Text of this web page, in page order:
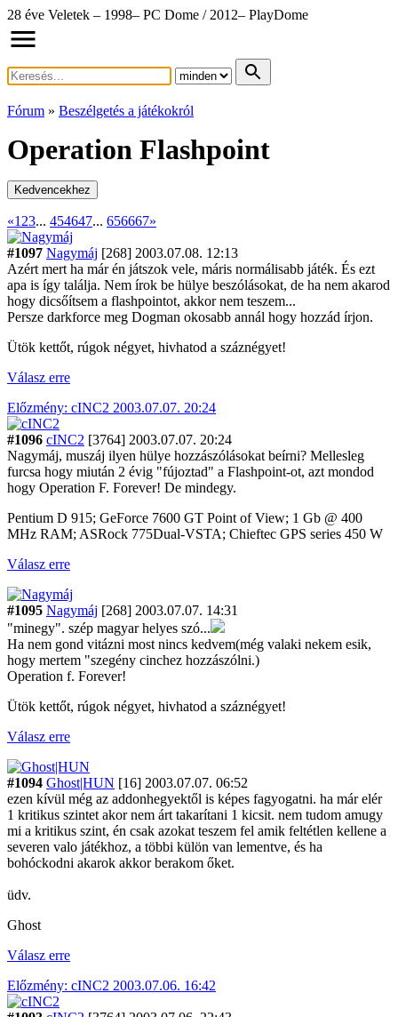
28 éve Veletek – 1998– PC Dome / 2012– PlayDome
Fórum » Beszélgetés a játékokról
Operation Flashpoint
Kedvencekhez
«1 23... 454647... 656667»
#1097 Nagymáj [268] 2003.07.08. 12:13
Azért mert ha már én játszok vele, máris normálisabb játék. És ezt
apa is így találja. Nem írok be hülye beszólásokat, de ha nem akarod
hogy dicsőítsem a flashpointot, akkor nem teszem...
Persze darkforce meg Dogman okosabb annál hogy hozzád írjon.
Ütök kettőt, rúgok négyet, hivhatod a száznégyet!
Válasz erre
Előzmény: cINC2 2003.07.07. 20:24
#1096 cINC2 [3764] 2003.07.07. 20:24
Nagymáj, muszáj ilyen hülye hozzászólásokat beírni? Mellesleg
furcsa hogy miután 2 évig "fújoztad" a Flashpoint-ot, azt mondod
hogy Operation F. Forever! De mindegy.
Pentium D 915; GeForce 7600 GT Point of View; 1 Gb @ 400
MHz RAM; ASRock 775Dual-VSTA; Chieftec GPS series 450 W
Válasz erre
#1095 Nagymáj [268] 2003.07.07. 14:31
"minegy". szép magyar helyes szó...
Ha nem gond vitázni most nincs kedvem(még valaki nekem esik,
hogy mertem "szegény cinchez hozzászólni.)
Operation f. Forever!
Ütök kettőt, rúgok négyet, hivhatod a száznégyet!
Válasz erre
#1094 Ghost|HUN [16] 2003.07.07. 06:52
ezen kívül még az addonhegyektől is képes fagyogatni. ha már elér
1 kritikus szintet akor nem árt takarítani 1 kicsit. nem tudom amugy
mi a kritikus szint, én csak azokat teszem fel amik feltétlen kellene a
severen valo játékhoz, a többi külön van lementve, és ha
bohóckodni akarok akkor berakom őket.
üdv.
Ghost
Válasz erre
Előzmény: cINC2 2003.07.06. 16:42